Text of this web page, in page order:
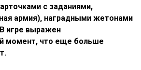
с заданиями,
армия), наградными жетонами
игре выражен
момент, что еще больше